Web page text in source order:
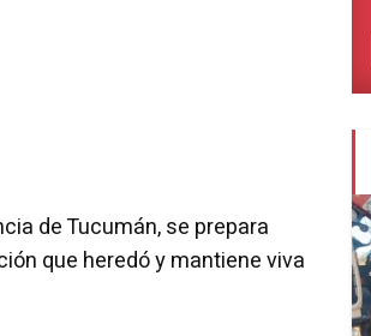
de Tucumán, se prepara
que heredó y mantiene viva